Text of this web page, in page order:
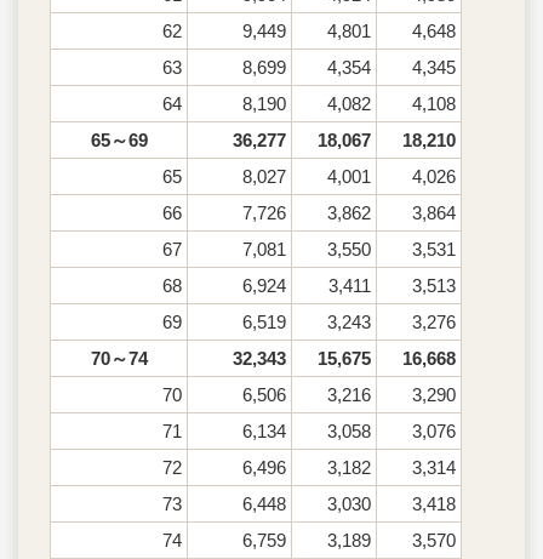
62
9,449 4,801
4,648
63
8,699 4,354
4,345
64
8,190 4,082
4,108
65～69
36,277 18,067
18,210
65
8,027 4,001
4,026
66
7,726 3,862
3,864
67
7,081 3,550
3,531
68
6,924 3,411
3,513
69
6,519 3,243
3,276
70～74
32,343 15,675
16,668
70
6,506 3,216
3,290
71
6,134 3,058
3,076
72
6,496 3,182
3,314
73
6,448 3,030
3,418
74
6,759 3,189
3,570